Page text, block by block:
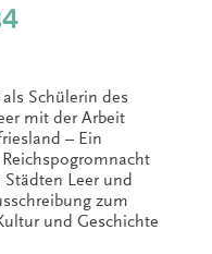
Schülerin des
mit der Arbeit
– Ein
Leer und
zum
und Geschichte